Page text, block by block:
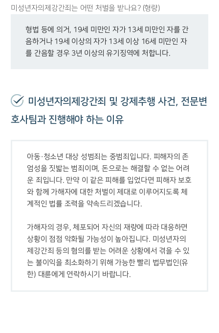
미성년자의제강간죄는 어떤 처벌을 받나요? (형량)
형법 등에 의거, 19세 미만인 자가 13세 미만인 자를 간
음하거나 19세 이상의 자가 13세 이상 16세 미만인 자
를 간음할 경우 3년 이상의 유기징역에 처합니다.
미성년자의제강간죄 및 강제추행 사건, 전문변
호사팀과 진행해야 하는 이유
아동·청소년 대상 성범죄는 중범죄입니다. 피해자의 존
엄성을 짓밟는 범죄이며, 돈으로는 해결할 수 없는 어려
운 죄입니다. 만약 이 같은 피해를 입었다면 피해자 보호
와 함께 가해자에 대한 처벌이 제대로 이루어지도록 체
가해자의 경우, 체포되어 자신의 재량에 따라 대응하면
상황이 점점 악화될 가능성이 높아집니다. 미성년자의
제강간죄 등의 혐의를 받는 어려운 상황에서 겪을 수 있
는 불이익을 최소화하기 위해 가능한 빨리 법무법인(유
한) 대륜에게 연락하시기 바랍니다.